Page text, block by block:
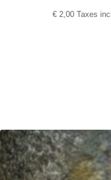
€2,00 Taxes